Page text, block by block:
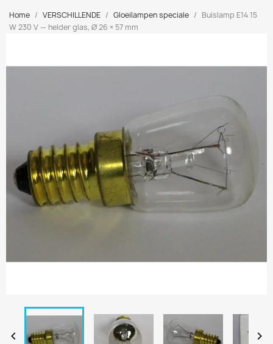
Home VERSCHILLENDE Gloeilampen speciale
Buislamp E14 15
W 230 V — helder glas, Ø 26 × 57 mm
 